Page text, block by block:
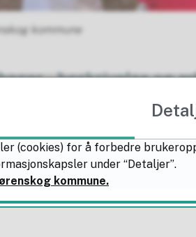
kommune
- beskrivelse og
du kort informasjon om
Ledige
Hammer
(cookies) for å forbedre
under “Detaljer”.
kommune.